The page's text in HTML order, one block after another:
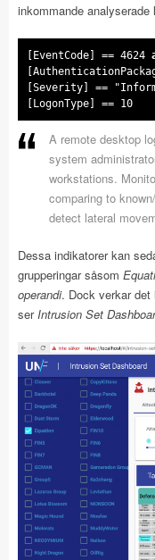
inkommande analyserade
[EventCode] == 4624
[Severity] ==
[LogonType] == 10
A remote desktop
system
workstations.
comparing to
detect lateral
Dessa indikatorer kan
grupperingar såsom
operandi. Dock verkar
ser Intrusion Set